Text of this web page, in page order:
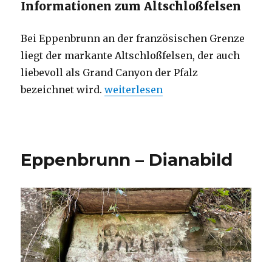
Informationen zum Altschloßfelsen
Bei Eppenbrunn an der französischen Grenze
liegt der markante Altschloßfelsen, der auch
liebevoll als Grand Canyon der Pfalz
bezeichnet wird.„Eppenbrunn – Altschloßfelsen“
weiterlesen
Eppenbrunn – Dianabild